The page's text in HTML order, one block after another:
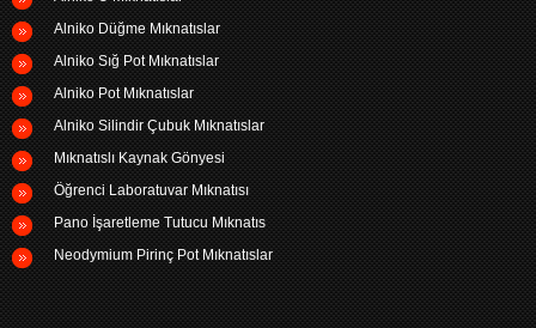
Alniko Düğme Mıknatıslar
Alniko Sığ Pot Mıknatıslar
Alniko Pot Mıknatıslar
Alniko Silindir Çubuk Mıknatıslar
Mıknatıslı Kaynak Gönyesi
Öğrenci Laboratuvar Mıknatısı
Pano İşaretleme Tutucu Mıknatıs
Neodymium Pirinç Pot Mıknatıslar